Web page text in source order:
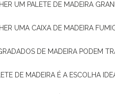
UM PALETE DE MADEIRA
UMA CAIXA DE MADEIRA
DE MADEIRA PODEM
DE MADEIRA É A ESCOLHA